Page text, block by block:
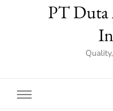
PT Duta